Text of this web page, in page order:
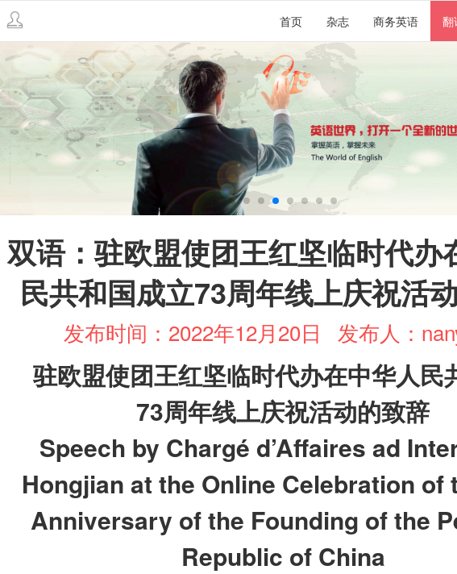
首页 杂志 商务英语 翻
双语：驻欧盟使团王红坚临时代办
民共和国成立73周年线上庆祝活
发布时间：2022年12月20日 发布人：
驻欧盟使团王红坚临时代办在中华人民
73周年线上庆祝活动的致辞
Speech by Chargé d’Affaires ad
Hongjian at the Online Celebration of
Anniversary of the Founding of the
Republic of China